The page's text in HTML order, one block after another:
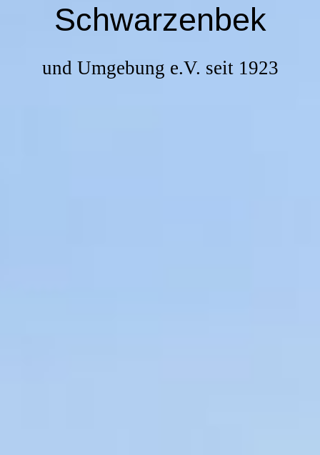
Schwarzenbek
und Umgebung e.V. seit 1923